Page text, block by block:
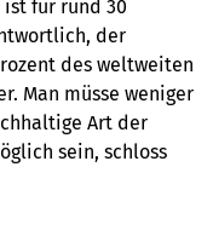
für rund 30
der
des weltweiten
Man müsse weniger
Art der
sein, schloss